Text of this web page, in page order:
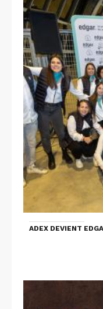
ADEX DEVIENT